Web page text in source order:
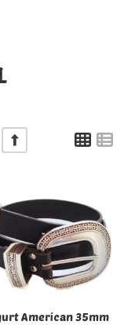
+/-
hinzufügen
hinzufügen
American 35mm